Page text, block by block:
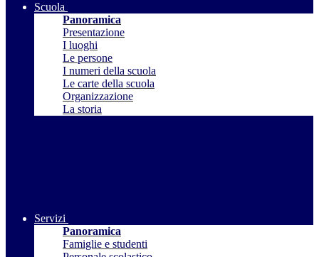
Scuola
Panoramica
Presentazione
I luoghi
Le persone
I numeri della scuola
Le carte della scuola
Organizzazione
La storia
Servizi
Panoramica
Famiglie e studenti